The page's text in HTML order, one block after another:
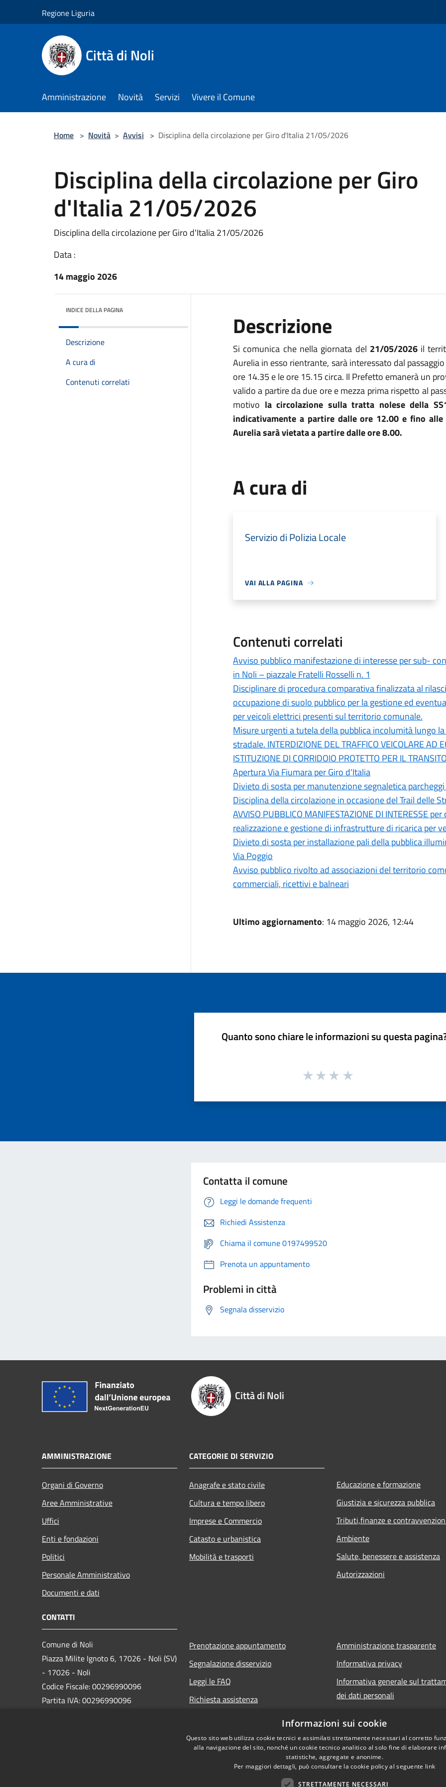
Regione Liguria
Città di Noli
Amministrazione Novità Servizi Vivere il Comune
Home > Novità > Avvisi > Disciplina della circolazione per Giro d'Italia 21/05/2026
Disciplina della circolazione per Giro
d'Italia 21/05/2026
Disciplina della circolazione per Giro d'Italia 21/05/2026
Data :
14 maggio 2026
INDICE DELLA PAGINA
Descrizione
A cura di
Contenuti correlati
Descrizione
Si comunica che nella giornata del 21/05/2026il
Aurelia in esso rientrante, sarà interessato dal
ore 14.35 e le ore 15.15 circa. Il Prefetto emanerà un
valido a partire da due ore e mezza prima rispetto al
motivo la circolazione sulla tratta nolese della
indicativamente a partire dalle ore 12.00 e fino
Aurelia sarà vietata a partire dalle ore 8.00.
A cura di
Servizio di Polizia Locale
VAI ALLA PAGINA
Contenuti correlati
Avviso pubblico manifestazione di interesse per sub-
in Noli – piazzale Fratelli Rosselli n. 1
Disciplinare di procedura comparativa finalizzata al
occupazione di suolo pubblico per la gestione ed
per veicoli elettrici presenti sul territorio comunale.
Misure urgenti a tutela della pubblica incolumità lungo
stradale. INTERDIZIONE DEL TRAFFICO VEICOLARE AD
ISTITUZIONE DI CORRIDOIO PROTETTO PER IL
Apertura Via Fiumara per Giro d'Italia
Divieto di sosta per manutenzione segnaletica
Disciplina della circolazione in occasione del Trail delle
AVVISO PUBBLICO MANIFESTAZIONE DI INTERESSE
realizzazione e gestione di infrastrutture di ricarica per
Divieto di sosta per installazione pali della pubblica
Via Poggio
Avviso pubblico rivolto ad associazioni del territorio
commerciali, ricettivi e balneari
Ultimo aggiornamento: 14 maggio 2026, 12:44
Quanto sono chiare le informazioni su questa
Contatta il comune
Leggi le domande frequenti
Richiedi Assistenza
Chiama il comune 0197499520
Prenota un appuntamento
Problemi in città
Segnala disservizio
Città di Noli
AMMINISTRAZIONE
Organi di Governo
Aree Amministrative
Uffici
Enti e fondazioni
Politici
Personale Amministrativo
Documenti e dati
CATEGORIE DI SERVIZIO
Anagrafe e stato civile
Cultura e tempo libero
Imprese e Commercio
Catasto e urbanistica
Mobilità e trasporti
Educazione e formazione
Giustizia e sicurezza pubblica
Tributi,finanze e
Ambiente
Salute, benessere e assistenza
Autorizzazioni
CONTATTI
Comune di Noli
Piazza Milite Ignoto 6, 17026 - Noli (SV)
- 17026 - Noli
Codice Fiscale: 00296990096
Partita IVA: 00296990096
Prenotazione appuntamento
Segnalazione disservizio
Leggi le FAQ
Richiesta assistenza
Amministrazione trasparente
Informativa privacy
Informativa generale sul
dei dati personali
Informazioni sui cookie
Questo sito web utilizza cookie tecnici e assimilati strettamente necessari al corretto
alla navigazione del sito, nonché un cookie tecnico analitico al solo fine di elaborare
statistiche, aggregate e anonime.
Per maggiori dettagli, può consultare la cookie policy al seguente link
STRETTAMENTE NECESSARI